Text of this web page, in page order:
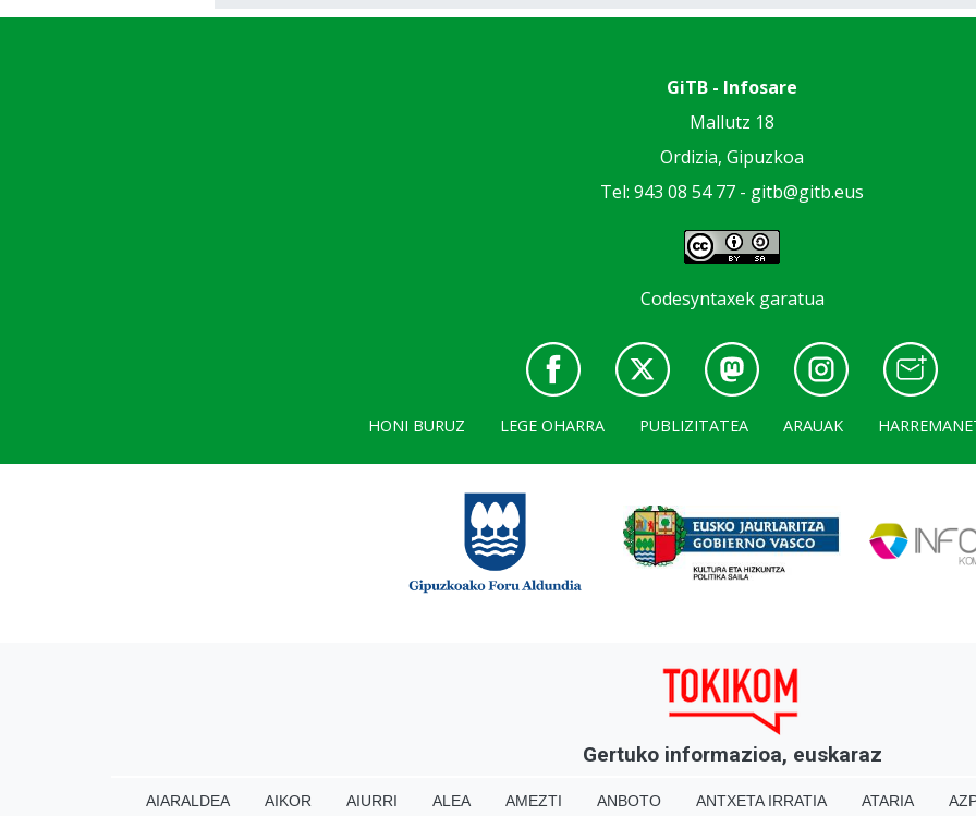
GiTB - Infosare
Mallutz 18
Ordizia, Gipuzkoa
Tel: 943 08 54 77 - gitb@gitb.eus
Codesyntaxek garatua
HONI BURUZ LEGE OHARRA PUBLIZITATEA ARAUAK
Gertuko informazioa, euskaraz
AIARALDEA AIKOR AIURRI ALEA AMEZTI ANBOTO ANTXETA IRRATIA ATARIA